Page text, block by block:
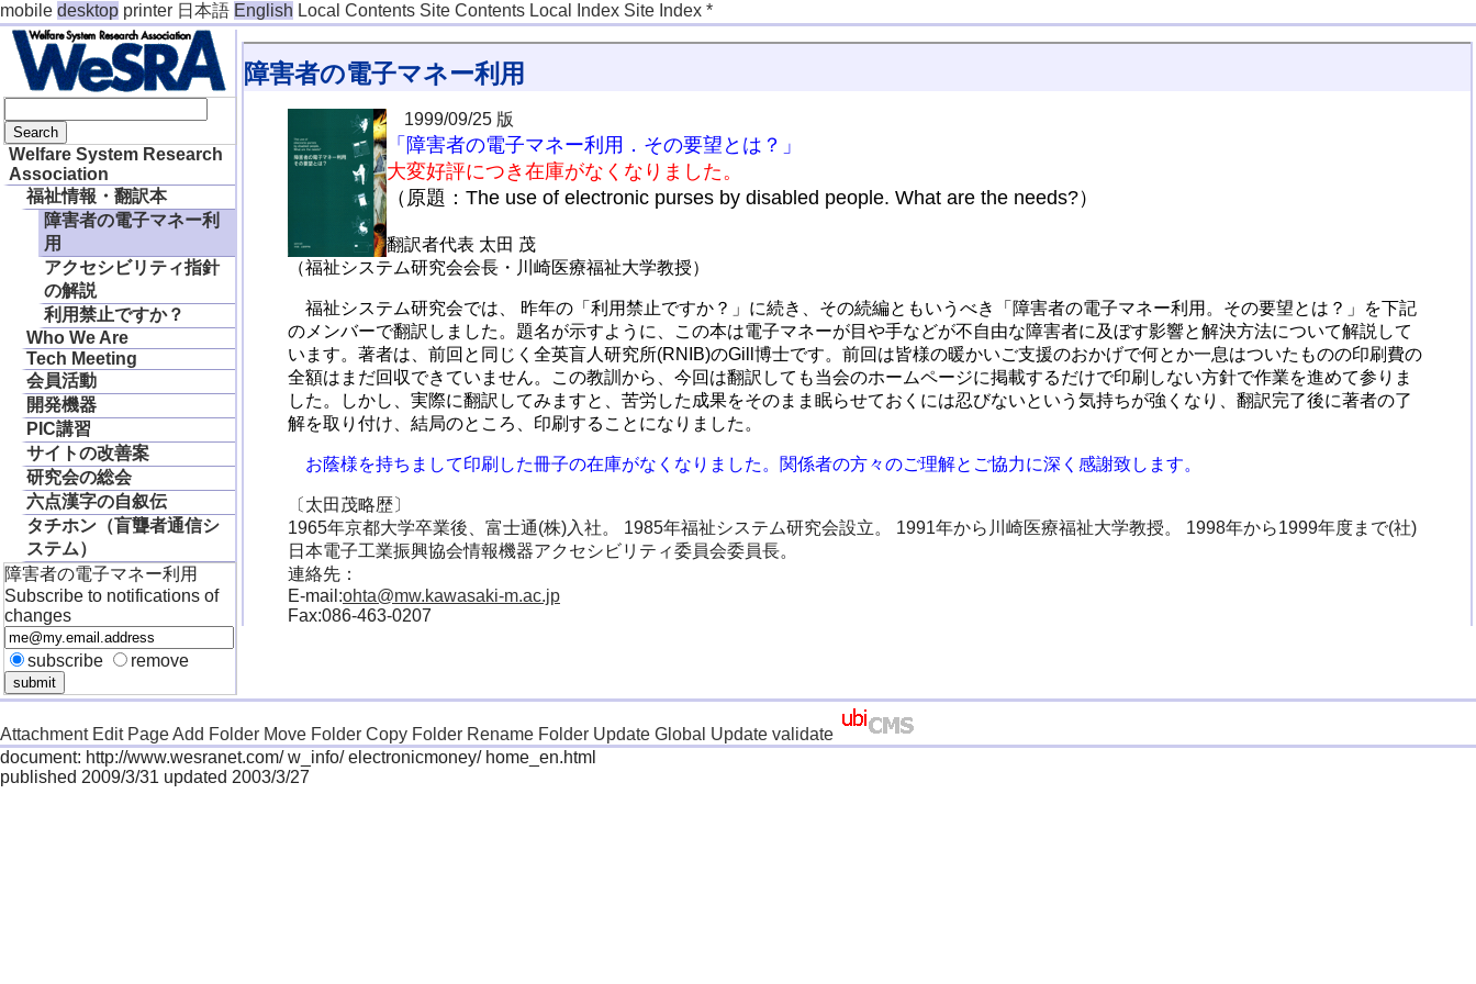
mobile desktop printer 日本語 English Local Contents Site Contents Local Index Site Index *
Welfare System Research
Association
福祉情報・翻訳本
障害者の電子マネー利
用
アクセシビリティ指針
の解説
利用禁止ですか？
Who We Are
Tech Meeting
会員活動
開発機器
PIC講習
サイトの改善案
研究会の総会
六点漢字の自叙伝
タチホン（盲聾者通信シ
ステム）
障害者の電子マネー利用
Subscribe to notifications of
changes
subscribe remove
障害者の電子マネー利用
1999/09/25 版
「障害者の電子マネー利用．その要望とは？」
大変好評につき在庫がなくなりました。
（原題：The use of electronic purses by disabled people. What are the needs?）
翻訳者代表 太田 茂
（福祉システム研究会会長・川崎医療福祉大学教授）
福祉システム研究会では、 昨年の「利用禁止ですか？」に続き、その続編ともいうべき「障害者の電子マネー利用。その要望とは？」を下記
のメンバーで翻訳しました。題名が示すように、この本は電子マネーが目や手などが不自由な障害者に及ぼす影響と解決方法について解説して
います。著者は、前回と同じく全英盲人研究所(RNIB)のGill博士です。前回は皆様の暖かいご支援のおかげで何とか一息はついたものの印刷費の
全額はまだ回収できていません。この教訓から、今回は翻訳しても当会のホームページに掲載するだけで印刷しない方針で作業を進めて参りま
した。しかし、実際に翻訳してみますと、苦労した成果をそのまま眠らせておくには忍びないという気持ちが強くなり、翻訳完了後に著者の了
解を取り付け、結局のところ、印刷することになりました。
お蔭様を持ちまして印刷した冊子の在庫がなくなりました。関係者の方々のご理解とご協力に深く感謝致します。
〔太田茂略歴〕
1965年京都大学卒業後、富士通(株)入社。 1985年福祉システム研究会設立。 1991年から川崎医療福祉大学教授。 1998年から1999年度まで(社)
日本電子工業振興協会情報機器アクセシビリティ委員会委員長。
連絡先：
E-mail:ohta@mw.kawasaki-m.ac.jp
Fax:086-463-0207
Attachment Edit PageAdd Folder Move Folder Copy Folder Rename Folder Update Global Update validate
document: http://www.wesranet.com/ w_info/ electronicmoney/ home_en.html
published 2009/3/31 updated 2003/3/27